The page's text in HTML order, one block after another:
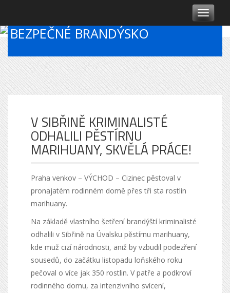
T
o
l
e
n
a
v
BEZPEČNÉ BRANDÝSKO
V SIBŘINĚ KRIMINALISTÉ
ODHALILI PĚSTÍRNU
MARIHUANY, SKVĚLÁ PRÁCE!
Praha venkov – VÝCHOD – Cizinec pěstoval v
pronajatém rodinném domě přes tři sta rostlin
marihuany.
Na základě vlastního šetření brandýští kriminalisté
odhalili v Sibřině na Úvalsku pěstírnu marihuany,
kde muž cizí národnosti, aniž by vzbudil podezření
sousedů, do začátku listopadu loňského roku
pečoval o více jak 350 rostlin. V patře a podkroví
rodinného domu, za intenzivního svícení,